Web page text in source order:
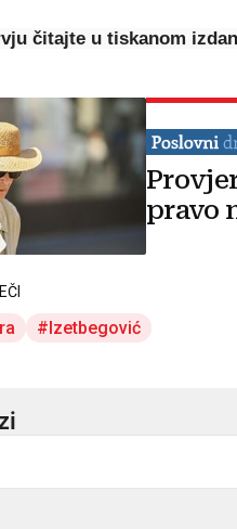
čitajte u tiskanom
pravo
Izetbegović